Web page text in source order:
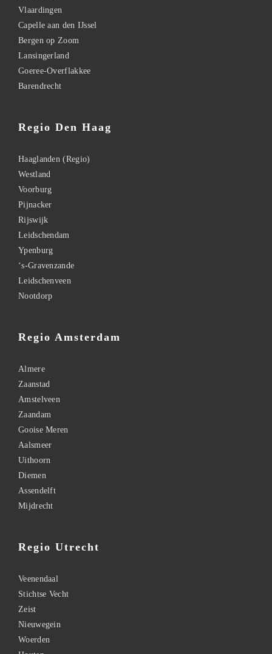
Vlaardingen
Capelle aan den IJssel
Bergen op Zoom
Lansingerland
Goeree-Overflakkee
Barendrecht
Regio Den Haag
Haaglanden (Regio)
Westland
Voorburg
Pijnacker
Rijswijk
Leidschendam
Ypenburg
‘s-Gravenzande
Leidschenveen
Nootdorp
Regio Amsterdam
Almere
Zaanstad
Amstelveen
Zaandam
Gooise Meren
Aalsmeer
Uithoorn
Diemen
Assendelft
Mijdrecht
Regio Utrecht
Veenendaal
Stichtse Vecht
Zeist
Nieuwegein
Woerden